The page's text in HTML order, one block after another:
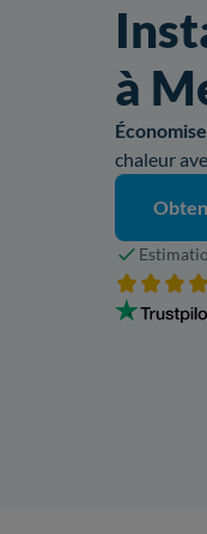
à
chaleur